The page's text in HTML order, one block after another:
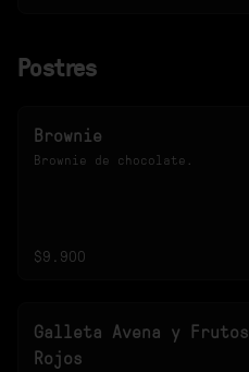
Postres
Brownie
Brownie de chocolate.
$9.900
Galleta Avena y Frutos
Rojos